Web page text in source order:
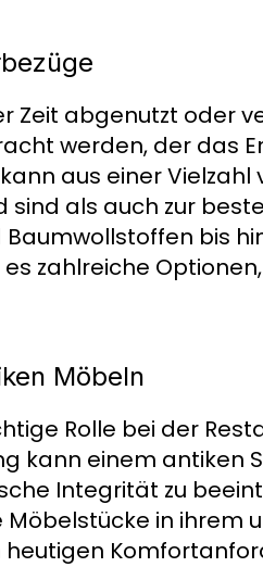
Zeit abgenutzt oder
werden, der das
aus einer
als auch zur
bis
zahlreiche
Möbeln
Rolle bei der
kann einem antiken
Integrität zu
in ihrem